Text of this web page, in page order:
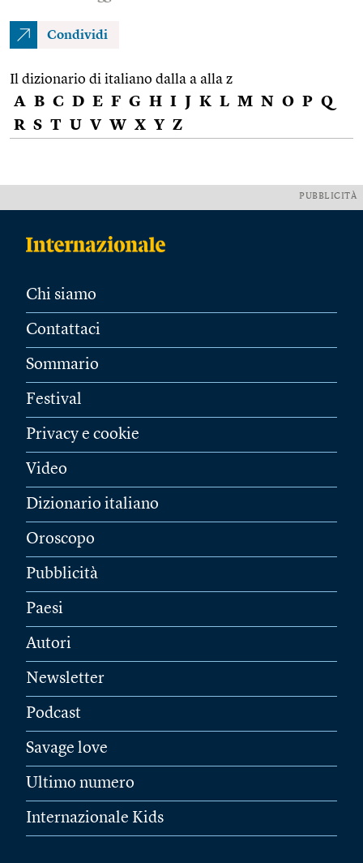
Condividi
Il dizionario di italiano dalla a alla z
A B C D E F G H I J K L M N O P Q
R S T U V W X Y Z
PUBBLICITÀ
Chi siamo
Contattaci
Sommario
Festival
Privacy e cookie
Video
Dizionario italiano
Oroscopo
Pubblicità
Paesi
Autori
Newsletter
Podcast
Savage love
Ultimo numero
Internazionale Kids